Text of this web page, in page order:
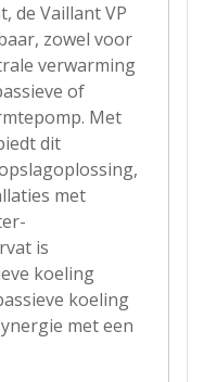
de Vaillant VP
zowel voor
verwarming
of
Met
dit
met
is
koeling
koeling
met een